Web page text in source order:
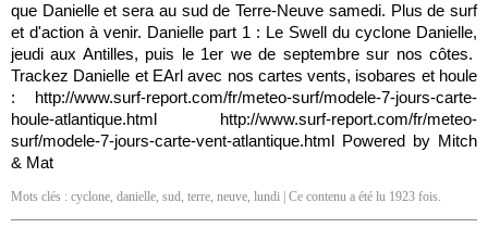
que Danielle et sera au sud de Terre-Neuve samedi. Plus de surf
et d'action à venir. Danielle part 1 : Le Swell du cyclone Danielle,
jeudi aux Antilles, puis le 1er we de septembre sur nos côtes.
Trackez Danielle et EArl avec nos cartes vents, isobares et houle
: http://www.surf-report.com/fr/meteo-surf/modele-7-jours-carte-
houle-atlantique.html http://www.surf-report.com/fr/meteo-
surf/modele-7-jours-carte-vent-atlantique.html Powered by Mitch
& Mat
Mots clés : cyclone, danielle, sud, terre, neuve, lundi | Ce contenu a été lu 1923 fois.